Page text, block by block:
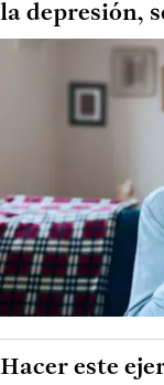
la depresión,
Hacer este